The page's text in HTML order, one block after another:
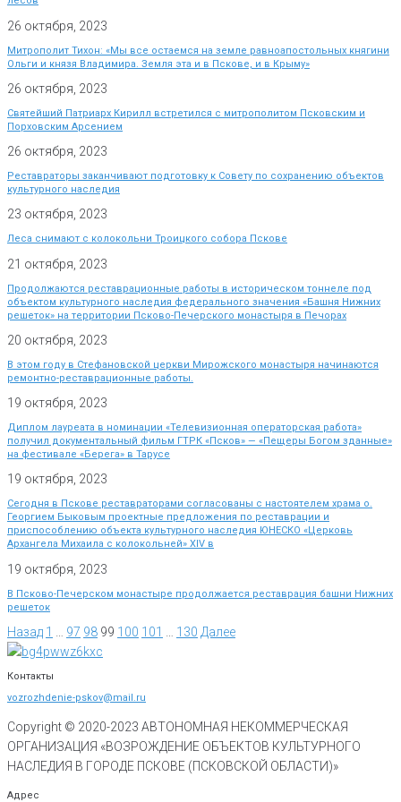
26 октября, 2023
Митрополит Тихон: «Мы все остаемся на земле равноапостольных княгини
Ольги и князя Владимира. Земля эта и в Пскове, и в Крыму»
26 октября, 2023
Святейший Патриарх Кирилл встретился с митрополитом Псковским и
Порховским Арсением
26 октября, 2023
Реставраторы заканчивают подготовку к Совету по сохранению объектов
культурного наследия
23 октября, 2023
Леса снимают с колокольни Троицкого собора Пскове
21 октября, 2023
Продолжаются реставрационные работы в историческом тоннеле под
объектом культурного наследия федерального значения «Башня Нижних
решеток» на территории Псково-Печерского монастыря в Печорах
20 октября, 2023
В этом году в Стефановской церкви Мирожского монастыря начинаются
ремонтно-реставрационные работы.
19 октября, 2023
Диплом лауреата в номинации «Телевизионная операторская работа»
получил документальный фильм ГТРК «Псков» — «Пещеры Богом зданные»
на фестивале «Берега» в Тарусе
19 октября, 2023
Сегодня в Пскове реставраторами согласованы с настоятелем храма о.
Георгием Быковым проектные предложения по реставрации и
приспособлению объекта культурного наследия ЮНЕСКО «Церковь
Архангела Михаила с колокольней» XIV в
19 октября, 2023
В Псково-Печерском монастыре продолжается реставрация башни Нижних
решеток
Назад 1 97 98 99 100 101 130 Далее
Контакты
vozrozhdenie-pskov@mail.ru
Copyright © 2020-2023 АВТОНОМНАЯ НЕКОММЕРЧЕСКАЯ
ОРГАНИЗАЦИЯ «ВОЗРОЖДЕНИЕ ОБЪЕКТОВ КУЛЬТУРНОГО
НАСЛЕДИЯ В ГОРОДЕ ПСКОВЕ (ПСКОВСКОЙ ОБЛАСТИ)»
Адрес